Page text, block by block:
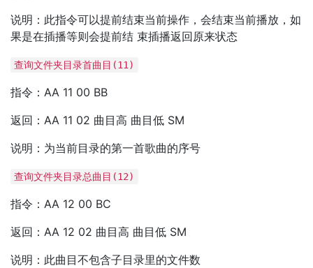
说明：此指令可以提前结束当前操作，会结束当前播放，如
果是在插播等则会提前结 束插播返回原来状态
查询文件夹目录首曲目(11)
指令：AA 11 00 BB
返回：AA 11 02 曲目高 曲目低 SM
说明：为当前目录的第一首歌曲的序号
查询文件夹目录总曲目(12)
指令：AA 12 00 BC
返回：AA 12 02 曲目高 曲目低 SM
说明：此曲目不包含子目录里的文件数